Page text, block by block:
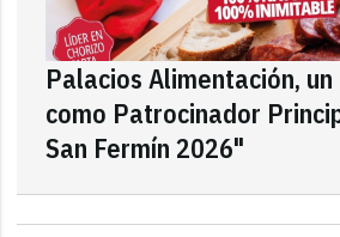
Palacios Alimentación, un
como Patrocinador
San Fermín 2026"